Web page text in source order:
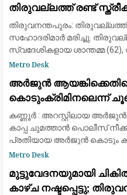
തിരുവല്ലത്ത് രണ്ട്
തിരുവനന്തപുരം: തിരുവല്ലത്ത്
സഹോദരിമാര്‍ മരിച്ചു.
സ്വദേശികളായ ശാന്തമ്മ (62),
എന്നിവരാണ് മരിച്ചത്. ഇന്ന്
Metro Desk
അർജുൻ
കൊടുംക്രിമിനലെന്ന്
റിപ്പോർട്ട് നൽകും
കണ്ണൂർ : അറസ്റ്റിലായ അർജുൻ
കാപ്പ ചുമത്താൻ പൊലീസ്
പ്രതിയായ അർജുൻ കൊടും
പൊലീസ് റിപ്പോർട്ട് നൽകും.
Metro Desk
മുട്ടുവേദനയുമായി
കാഴ്ച നഷ്ടപ്പെട്ടു;